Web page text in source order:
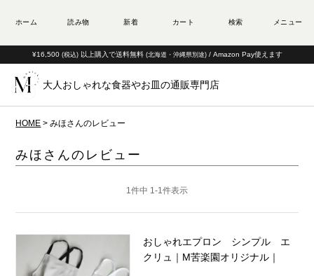
¥16,500 (税込) 以上購入で送料無料 (北海道・沖縄県別途) / Amazon Pay使えます
大人おしゃれな食器やお皿の通販専門店
HOME みほさんのレビュー
みほさんのレビュー
1件中 1-1件表示
おしゃれエプロン シンプル エ
クリュ｜M苦楽園オリジナル｜